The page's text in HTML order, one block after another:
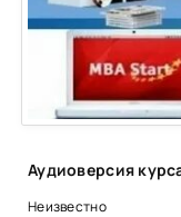
Неизвестно